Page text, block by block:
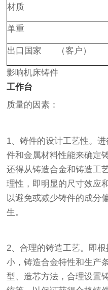
材质
单重
出口国家 （客户）
影响机床铸件
工作台
质量的因素：
1、铸件的设计工艺性。
件和金属材料性能来确定
还得从铸造合金和铸造工
理性，即明显的尺寸效应
以避免或减少铸件的成分
生。
2、合理的铸造工艺。即
小，铸造合金特性和生产
型、造芯方法，合理设置